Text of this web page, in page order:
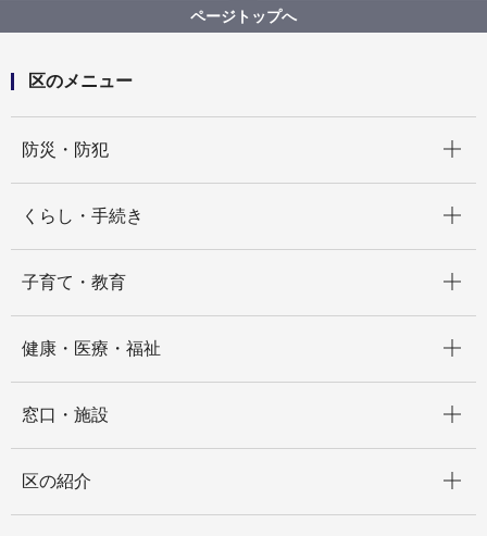
鏡ワークショップ ヨコハマ・エコ・スクール夏休み環
境プログラム【受付終了しました】
ページトップへ
区のメニュー
防災・防犯
くらし・手続き
子育て・教育
健康・医療・福祉
窓口・施設
区の紹介